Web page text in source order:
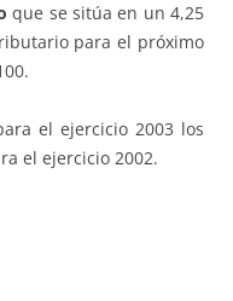
que se sitúa en un 4,25
para el próximo
el ejercicio 2003 los
el ejercicio 2002.